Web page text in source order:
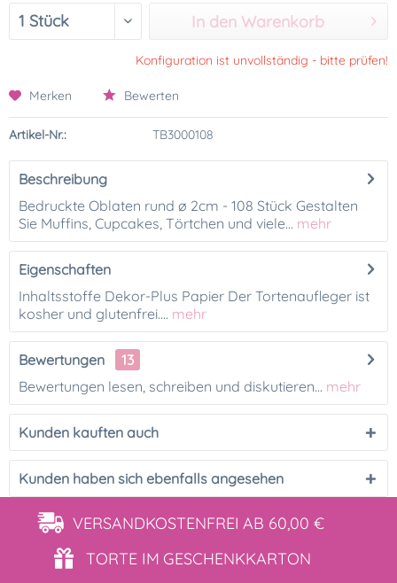
In den Warenkorb
Konfiguration ist unvollständig - bitte prüfen!
Merken Bewerten
Artikel-Nr.: TB3000108
Beschreibung
Bedruckte Oblaten rund ø 2cm - 108 Stück Gestalten
Sie Muffins, Cupcakes, Törtchen und viele... mehr
Eigenschaften
Inhaltsstoffe Dekor-Plus Papier Der Tortenaufleger ist
kosher und glutenfrei.... mehr
Bewertungen
13
Bewertungen lesen, schreiben und diskutieren... mehr
Kunden kauften auch
Kunden haben sich ebenfalls angesehen
VERSANDKOSTENFREI AB 60,00 €
TORTE IM GESCHENKKARTON